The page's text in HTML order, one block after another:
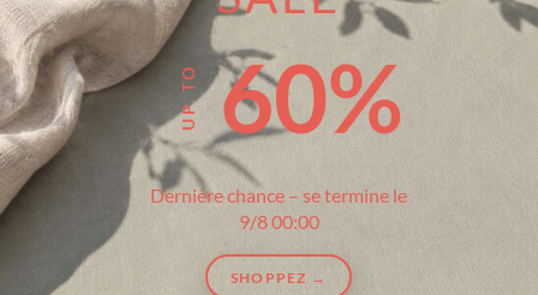
60%
Dernière chance – se termine le
9/8 00:00
SHOPPEZ →